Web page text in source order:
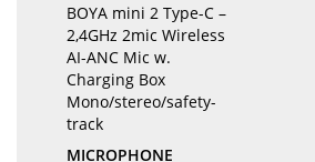
BOYA mini 2 Type-C –
2,4GHz 2mic Wireless
AI-ANC Mic w.
Charging Box
Mono/stereo/safety-
track
MICROPHONE